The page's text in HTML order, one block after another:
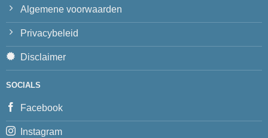
Algemene voorwaarden
Privacybeleid
Disclaimer
SOCIALS
Facebook
Instagram